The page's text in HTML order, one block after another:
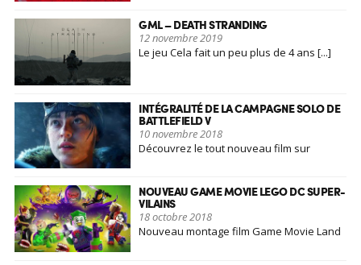
GML – DEATH STRANDING
12 novembre 2019
Le jeu Cela fait un peu plus de 4 ans [...]
INTÉGRALITÉ DE LA CAMPAGNE SOLO DE
BATTLEFIELD V
10 novembre 2018
Découvrez le tout nouveau film sur
NOUVEAU GAME MOVIE LEGO DC SUPER-
VILAINS
18 octobre 2018
Nouveau montage film Game Movie Land